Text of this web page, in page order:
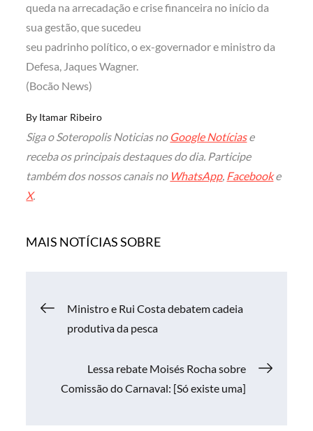
queda na arrecadação e crise financeira no início da
sua gestão, que sucedeu
seu padrinho político, o ex-governador e ministro da
Defesa, Jaques Wagner.
(Bocão News)
By Itamar Ribeiro
Siga o Soteropolis Noticias no Google Notíciase
receba os principais destaques do dia. Participe
também dos nossos canais no WhatsApp, Facebooke
X.
MAIS NOTÍCIAS SOBRE
Navegação
Post
Ministro e Rui Costa debatem cadeia
produtiva da pesca
Lessa rebate Moisés Rocha sobre
Comissão do Carnaval: [Só existe uma]